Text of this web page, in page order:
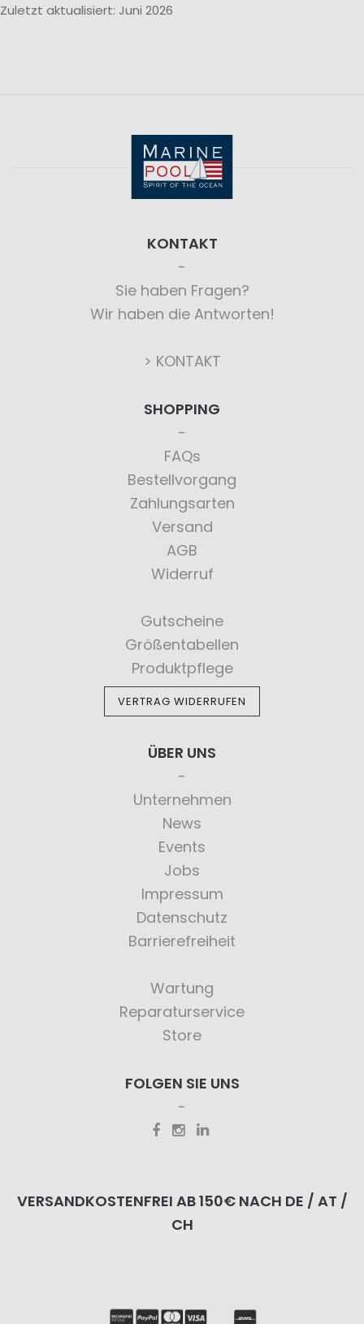
Zuletzt aktualisiert: Juni 2026
KONTAKT
Sie haben Fragen?
Wir haben die Antworten!
> KONTAKT
SHOPPING
FAQs
Bestellvorgang
Zahlungsarten
Versand
AGB
Widerruf
Gutscheine
Größentabellen
Produktpflege
VERTRAG WIDERRUFEN
ÜBER UNS
Unternehmen
News
Events
Jobs
Impressum
Datenschutz
Barrierefreiheit
Wartung
Reparaturservice
Store
FOLGEN SIE UNS
VERSANDKOSTENFREI AB 150€ NACH DE / AT /
CH